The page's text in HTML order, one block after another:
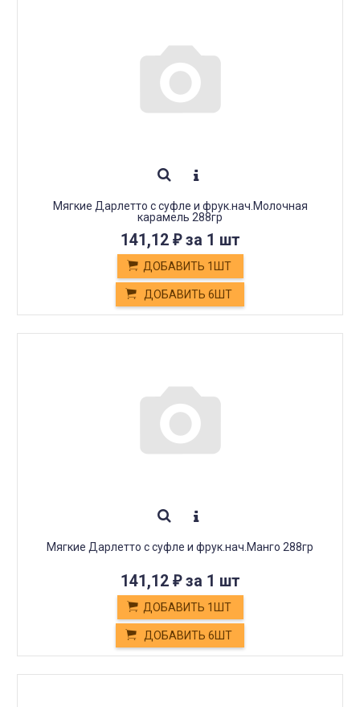
Мягкие Дарлетто с суфле и фрук.нач.Молочная
карамель 288гр
141,12 ₽за 1 шт
ДОБАВИТЬ 1ШТ
ДОБАВИТЬ 6ШТ
Мягкие Дарлетто с суфле и фрук.нач.Манго 288гр
141,12 ₽за 1 шт
ДОБАВИТЬ 1ШТ
ДОБАВИТЬ 6ШТ